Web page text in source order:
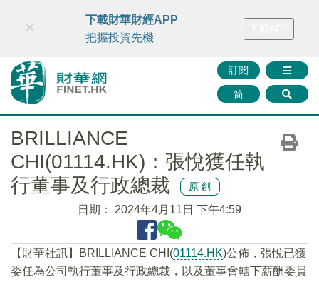
財華智庫網 FINTV FINMETA 財華證券 媒體矩陣
訂閱
简
×
下載財華財經APP
把握投資先機
BRILLIANCE
CHI(01114.HK)：張悅獲任執
行董事及行政總裁
原創
日期： 2024年4月11日 下午4:59
【財華社訊】BRILLIANCE CHI(01114.HK)公佈，張悅已獲
委任為公司執行董事及行政總裁，以及董事會轄下薪酬委員